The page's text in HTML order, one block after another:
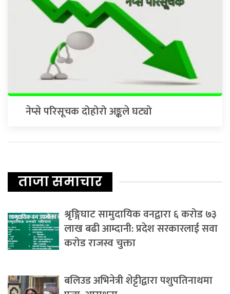
नेप्से परिसूचक दोहोरो अङ्कले घट्यो
ताजा समाचार
श्रृङ्गिघाट सामुदायिक वनद्वारा ६ करोड ७३
लाख बढी आम्दानी: प्रदेश सरकारलाई सवा
करोड राजस्व चुक्ता
बलिउड अभिनेत्री शेट्टीद्वारा पशुपतिनाथमा